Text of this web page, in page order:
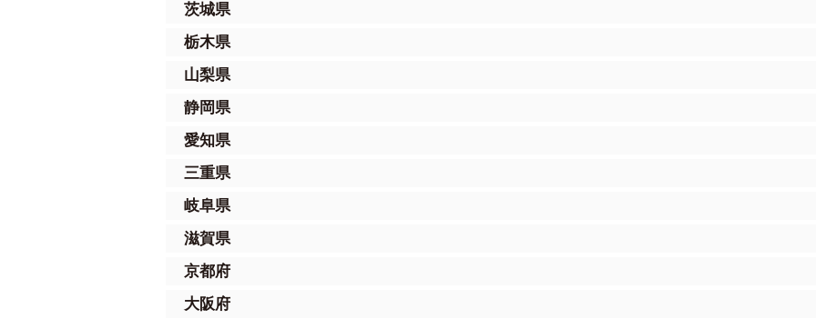
茨城県
栃木県
山梨県
静岡県
愛知県
三重県
岐阜県
滋賀県
京都府
大阪府